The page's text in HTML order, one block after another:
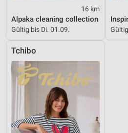
16 km
Alpaka cleaning collection
Gültig bis Di. 01.09.
Tchibo